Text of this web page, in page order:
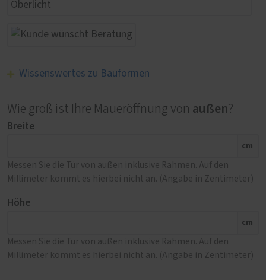
Wissenswertes zu Bauformen
Wie groß ist Ihre Maueröffnung von außen?
Breite
cm
Messen Sie die Tür von außen inklusive Rahmen. Auf den
Millimeter kommt es hierbei nicht an. (Angabe in Zentimeter)
Höhe
cm
Messen Sie die Tür von außen inklusive Rahmen. Auf den
Millimeter kommt es hierbei nicht an. (Angabe in Zentimeter)